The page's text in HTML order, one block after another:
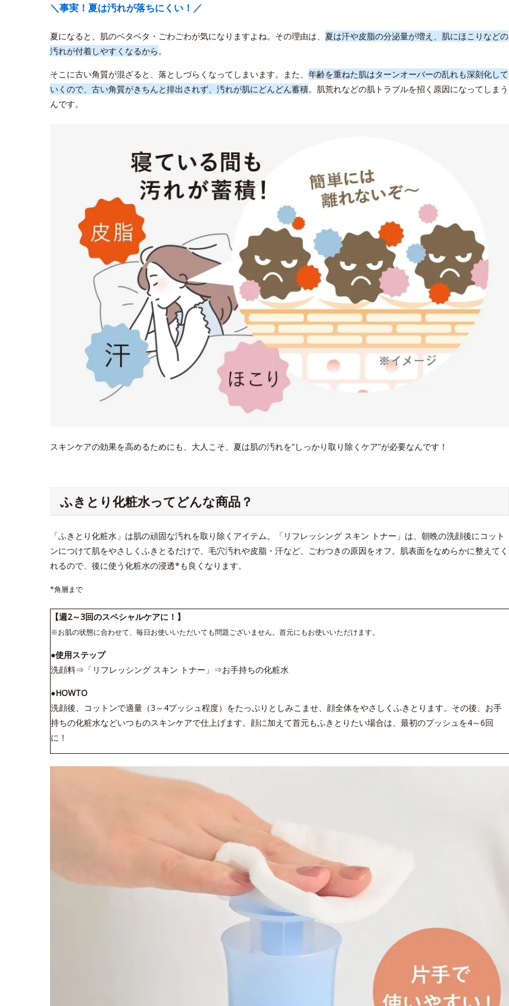
＼事実！夏は汚れが落ちにくい！／
夏になると、肌のベタベタ・ごわごわが気になりますよね。その理由は、 夏は汗や皮脂の分泌量が増え、肌にほこりなどの
汚れが付着しやすくなるから 。
そこに古い角質が混ざると、落としづらくなってしまいます。また、 年齢を重ねた肌はターンオーバーの乱れも深刻化して
いくので、古い角質がきちんと排出されず、汚れが肌にどんどん蓄積。肌荒れなどの肌トラブルを招く原因になってしまう
んです。
スキンケアの効果を高めるためにも、大人こそ、夏は肌の汚れを“しっかり取り除くケア”が必要なんです！
ふきとり化粧水ってどんな商品？
「ふきとり化粧水」は肌の頑固な汚れを取り除くアイテム。「リフレッシング スキン トナー」は、朝晩の洗顔後にコット
ンにつけて肌をやさしくふきとるだけで、毛穴汚れや皮脂・汗など、ごわつきの原因をオフ。肌表面をなめらかに整えてく
れるので、後に使う化粧水の浸透*も良くなります。
*角層まで
【週2～3回のスペシャルケアに！】
※お肌の状態に合わせて、毎日お使いいただいても問題ございません。首元にもお使いいただけます。
●使用ステップ
洗顔料⇒「リフレッシング スキン トナー」⇒お手持ちの化粧水
●HOWTO
洗顔後、コットンで適量（3～4プッシュ程度）をたっぷりとしみこませ、顔全体をやさしくふきとります。その後、お手
持ちの化粧水などいつものスキンケアで仕上げます。顔に加えて首元もふきとりたい場合は、最初のプッシュを4～6回
に！